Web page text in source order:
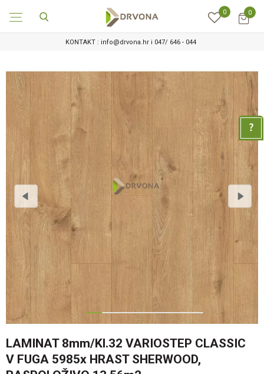
0 0
KONTAKT : info@drvona.hr i 047/ 646 - 044
4
LAMINAT 8mm/Kl.32 VARIOSTEP CLASSIC
V FUGA 5985x HRAST SHERWOOD,